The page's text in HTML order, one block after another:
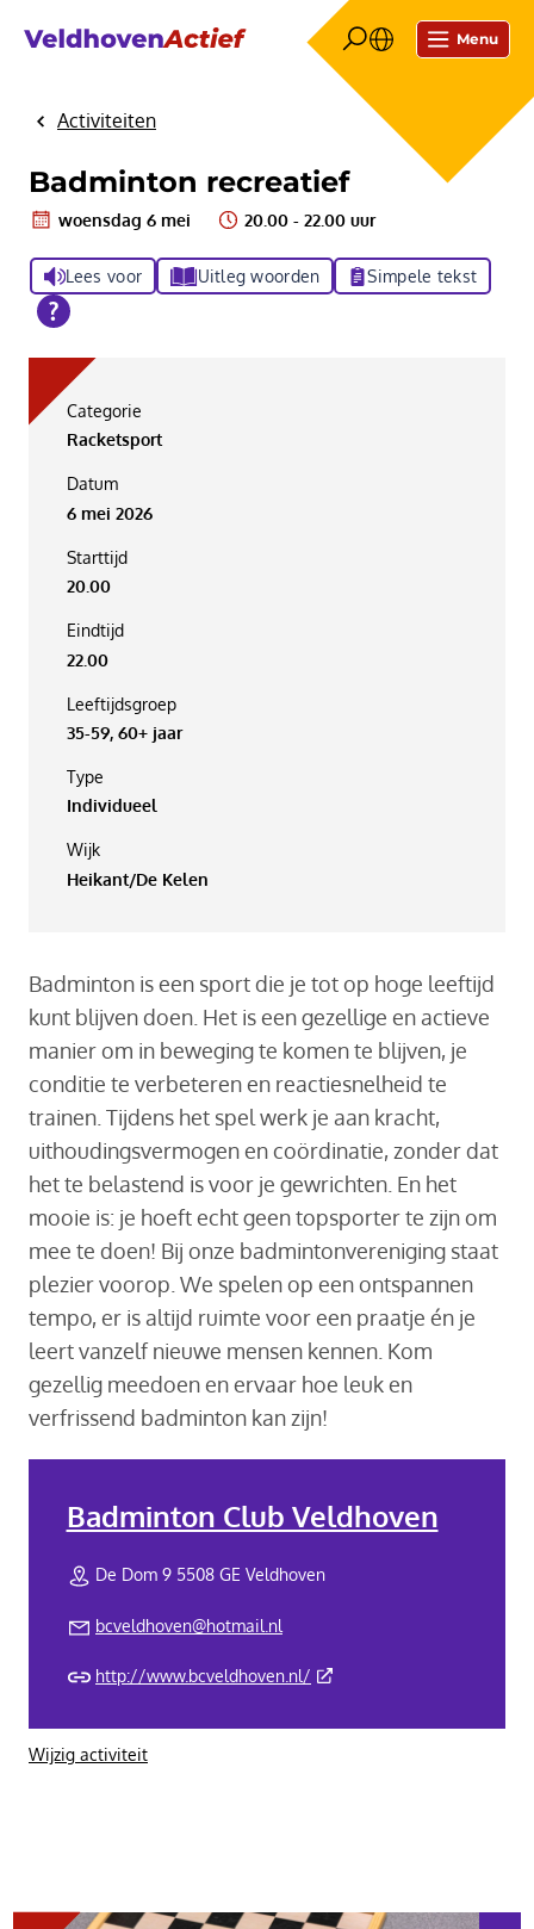
Menu
HomeActiviteiten
Badminton recreatief
woensdag 6 mei 20.00 - 22.00 uur
Lees voor Uitleg woorden Simpele tekst
Categorie
Racketsport
Datum
6 mei 2026
Starttijd
20.00
Eindtijd
22.00
Leeftijdsgroep
35-59, 60+ jaar
Type
Individueel
Wijk
Heikant/De Kelen
Badminton is een sport die je tot op hoge leeftijd
kunt blijven doen. Het is een gezellige en actieve
manier om in beweging te komen te blijven, je
conditie te verbeteren en reactiesnelheid te
trainen. Tijdens het spel werk je aan kracht,
uithoudingsvermogen en coördinatie, zonder dat
het te belastend is voor je gewrichten. En het
mooie is: je hoeft echt geen topsporter te zijn om
mee te doen! Bij onze badmintonvereniging staat
plezier voorop. We spelen op een ontspannen
tempo, er is altijd ruimte voor een praatje én je
leert vanzelf nieuwe mensen kennen. Kom
gezellig meedoen en ervaar hoe leuk en
verfrissend badminton kan zijn!
Badminton Club Veldhoven
De Dom 9 5508 GE Veldhoven
bcveldhoven@hotmail.nl
http://www.bcveldhoven.nl/ (Deze link gaat naar een
Wijzig activiteit